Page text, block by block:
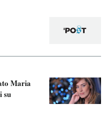
Maria
su